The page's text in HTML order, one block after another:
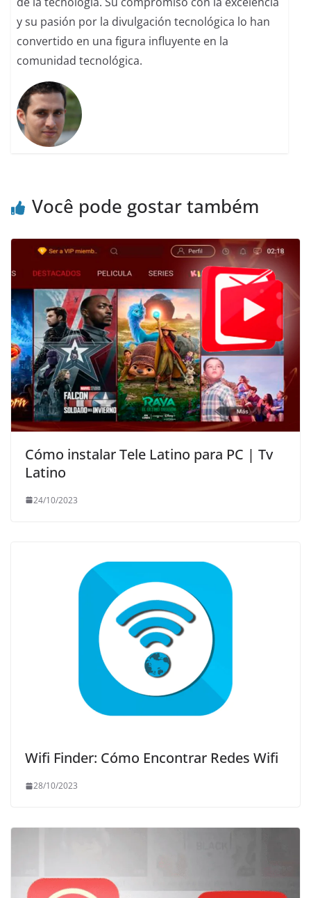
y su pasión por la divulgación tecnológica lo han
convertido en una figura influyente en la
comunidad tecnológica.
Você pode gostar também
Cómo instalar Tele Latino para PC | Tv
Latino
24/10/2023
Wifi Finder: Cómo Encontrar Redes Wifi
28/10/2023